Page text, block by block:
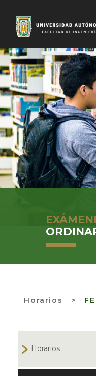
Horarios >
Horarios